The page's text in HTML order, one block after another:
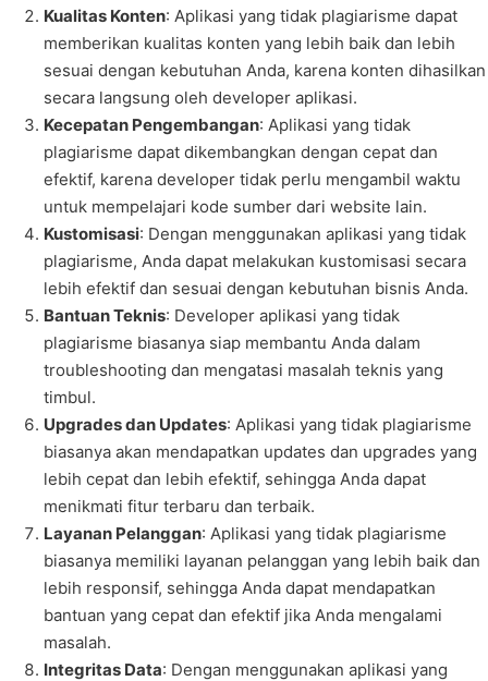
Kualitas Konten: Aplikasi yang tidak plagiarisme dapat
memberikan kualitas konten yang lebih baik dan lebih
sesuai dengan kebutuhan Anda, karena konten dihasilkan
secara langsung oleh developer aplikasi.
Kecepatan Pengembangan: Aplikasi yang tidak
plagiarisme dapat dikembangkan dengan cepat dan
efektif, karena developer tidak perlu mengambil waktu
untuk mempelajari kode sumber dari website lain.
Kustomisasi: Dengan menggunakan aplikasi yang tidak
plagiarisme, Anda dapat melakukan kustomisasi secara
lebih efektif dan sesuai dengan kebutuhan bisnis Anda.
Bantuan Teknis: Developer aplikasi yang tidak
plagiarisme biasanya siap membantu Anda dalam
troubleshooting dan mengatasi masalah teknis yang
timbul.
Upgrades dan Updates: Aplikasi yang tidak plagiarisme
biasanya akan mendapatkan updates dan upgrades yang
lebih cepat dan lebih efektif, sehingga Anda dapat
menikmati fitur terbaru dan terbaik.
Layanan Pelanggan: Aplikasi yang tidak plagiarisme
biasanya memiliki layanan pelanggan yang lebih baik dan
lebih responsif, sehingga Anda dapat mendapatkan
bantuan yang cepat dan efektif jika Anda mengalami
masalah.
Integritas Data: Dengan menggunakan aplikasi yang